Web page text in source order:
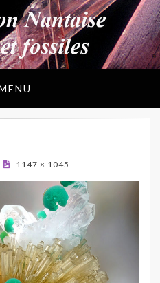
et Fossiles
1147 × 1045